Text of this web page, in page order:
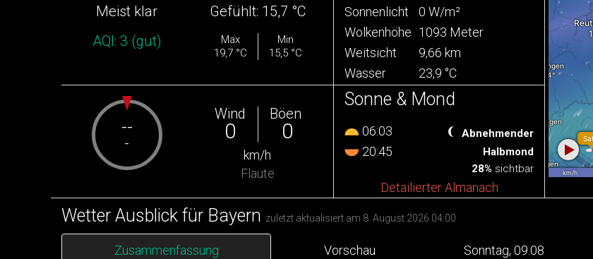
Meist klar
AQI: 3 (gut)
Gefühlt: 15,7 °C
Max
Min
19,7 °C
15,5 °C
--
-
Wind Böen
0 0
km/h
Flaute
Sonnenlicht
0 W/m²
Wolkenhöhe 1093 Meter
Weitsicht
9,66 km
Wasser
23,9 °C
Sonne & Mond
06:03
20:45
Abnehmender
Halbmond
28% sichtbar
Detailierter Almanach
Wetter Ausblick für Bayern zuletzt aktualisiert am 8. August 2026 04:00
Zusammenfassung Vorschau Sonntag, 09.08